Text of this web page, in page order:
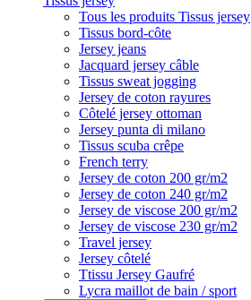
Tous les produits Tissus jersey
Tissus bord-côte
Jersey jeans
Jacquard jersey câble
Tissus sweat jogging
Jersey de coton rayures
Côtelé jersey ottoman
Jersey punta di milano
Tissus scuba crêpe
French terry
Jersey de coton 200 gr/m2
Jersey de coton 240 gr/m2
Jersey de viscose 200 gr/m2
Jersey de viscose 230 gr/m2
Travel jersey
Jersey côtelé
Ttissu Jersey Gaufré
Lycra maillot de bain / sport